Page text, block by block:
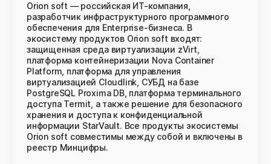
Orion soft — российская ИТ-компания,
разработчик инфраструктурного программного
обеспечения для Enterprise-бизнеса. В
экосистему продуктов Orion soft входят:
защищенная среда виртуализации zVirt,
платформа контейнеризации Nova Container
Platform, платформа для управления
виртуализацией Cloudlink, СУБД на базе
PostgreSQL Proxima DB, платформа терминального
доступа Termit, а также решение для безопасного
хранения и доступа к конфиденциальной
информации StarVault. Все продукты экосистемы
Orion soft совместимы между собой и включены в
реестр Минцифры.